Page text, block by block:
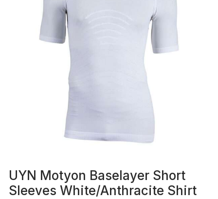
UYN Motyon Baselayer Short
Sleeves White/Anthracite Shirt